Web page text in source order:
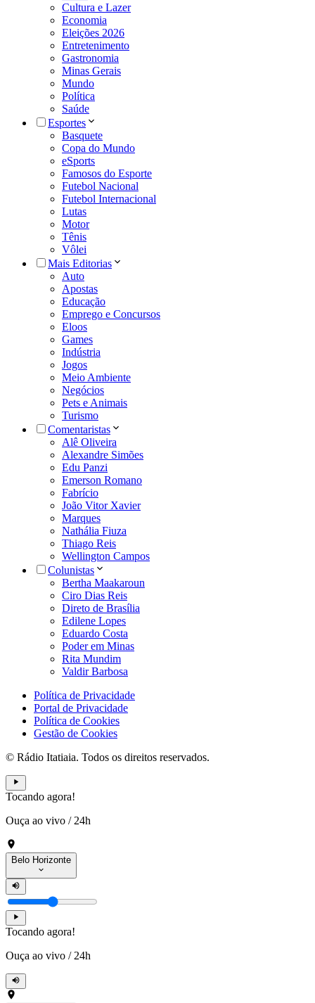
Cultura e Lazer
Economia
Eleições 2026
Entretenimento
Gastronomia
Minas Gerais
Mundo
Política
Saúde
Esportes
Basquete
Copa do Mundo
eSports
Famosos do Esporte
Futebol Nacional
Futebol Internacional
Lutas
Motor
Tênis
Vôlei
Mais Editorias
Auto
Apostas
Educação
Emprego e Concursos
Eloos
Games
Indústria
Jogos
Meio Ambiente
Negócios
Pets e Animais
Turismo
Comentaristas
Alê Oliveira
Alexandre Simões
Edu Panzi
Emerson Romano
Fabrício
João Vitor Xavier
Marques
Nathália Fiuza
Thiago Reis
Wellington Campos
Colunistas
Bertha Maakaroun
Ciro Dias Reis
Direto de Brasília
Edilene Lopes
Eduardo Costa
Poder em Minas
Rita Mundim
Valdir Barbosa
Política de Privacidade
Portal de Privacidade
Política de Cookies
Gestão de Cookies
© Rádio Itatiaia. Todos os direitos reservados.
Tocando agora!
Ouça ao vivo / 24h
Belo Horizonte
Tocando agora!
Ouça ao vivo / 24h